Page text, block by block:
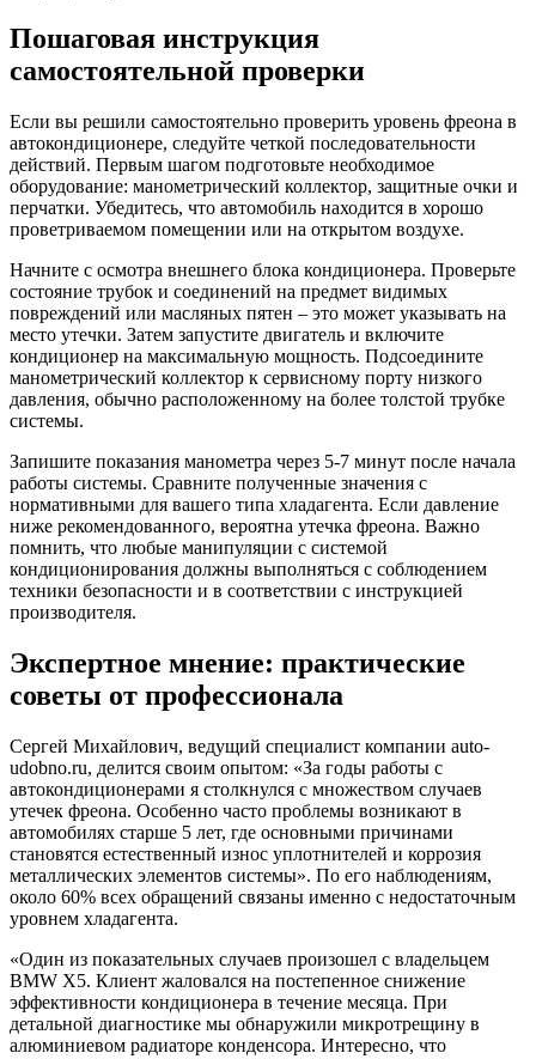
Пошаговая инструкция
самостоятельной проверки
Если вы решили самостоятельно проверить уровень фреона в
автокондиционере, следуйте четкой последовательности
действий. Первым шагом подготовьте необходимое
оборудование: манометрический коллектор, защитные очки и
перчатки. Убедитесь, что автомобиль находится в хорошо
проветриваемом помещении или на открытом воздухе.
Начните с осмотра внешнего блока кондиционера. Проверьте
состояние трубок и соединений на предмет видимых
повреждений или масляных пятен – это может указывать на
место утечки. Затем запустите двигатель и включите
кондиционер на максимальную мощность. Подсоедините
манометрический коллектор к сервисному порту низкого
давления, обычно расположенному на более толстой трубке
системы.
Запишите показания манометра через 5-7 минут после начала
работы системы. Сравните полученные значения с
нормативными для вашего типа хладагента. Если давление
ниже рекомендованного, вероятна утечка фреона. Важно
помнить, что любые манипуляции с системой
кондиционирования должны выполняться с соблюдением
техники безопасности и в соответствии с инструкцией
производителя.
Экспертное мнение: практические
советы от профессионала
Сергей Михайлович, ведущий специалист компании auto-
udobno.ru, делится своим опытом: «За годы работы с
автокондиционерами я столкнулся с множеством случаев
утечек фреона. Особенно часто проблемы возникают в
автомобилях старше 5 лет, где основными причинами
становятся естественный износ уплотнителей и коррозия
металлических элементов системы». По его наблюдениям,
около 60% всех обращений связаны именно с недостаточным
уровнем хладагента.
«Один из показательных случаев произошел с владельцем
BMW X5. Клиент жаловался на постепенное снижение
эффективности кондиционера в течение месяца. При
детальной диагностике мы обнаружили микротрещину в
алюминиевом радиаторе конденсора. Интересно, что